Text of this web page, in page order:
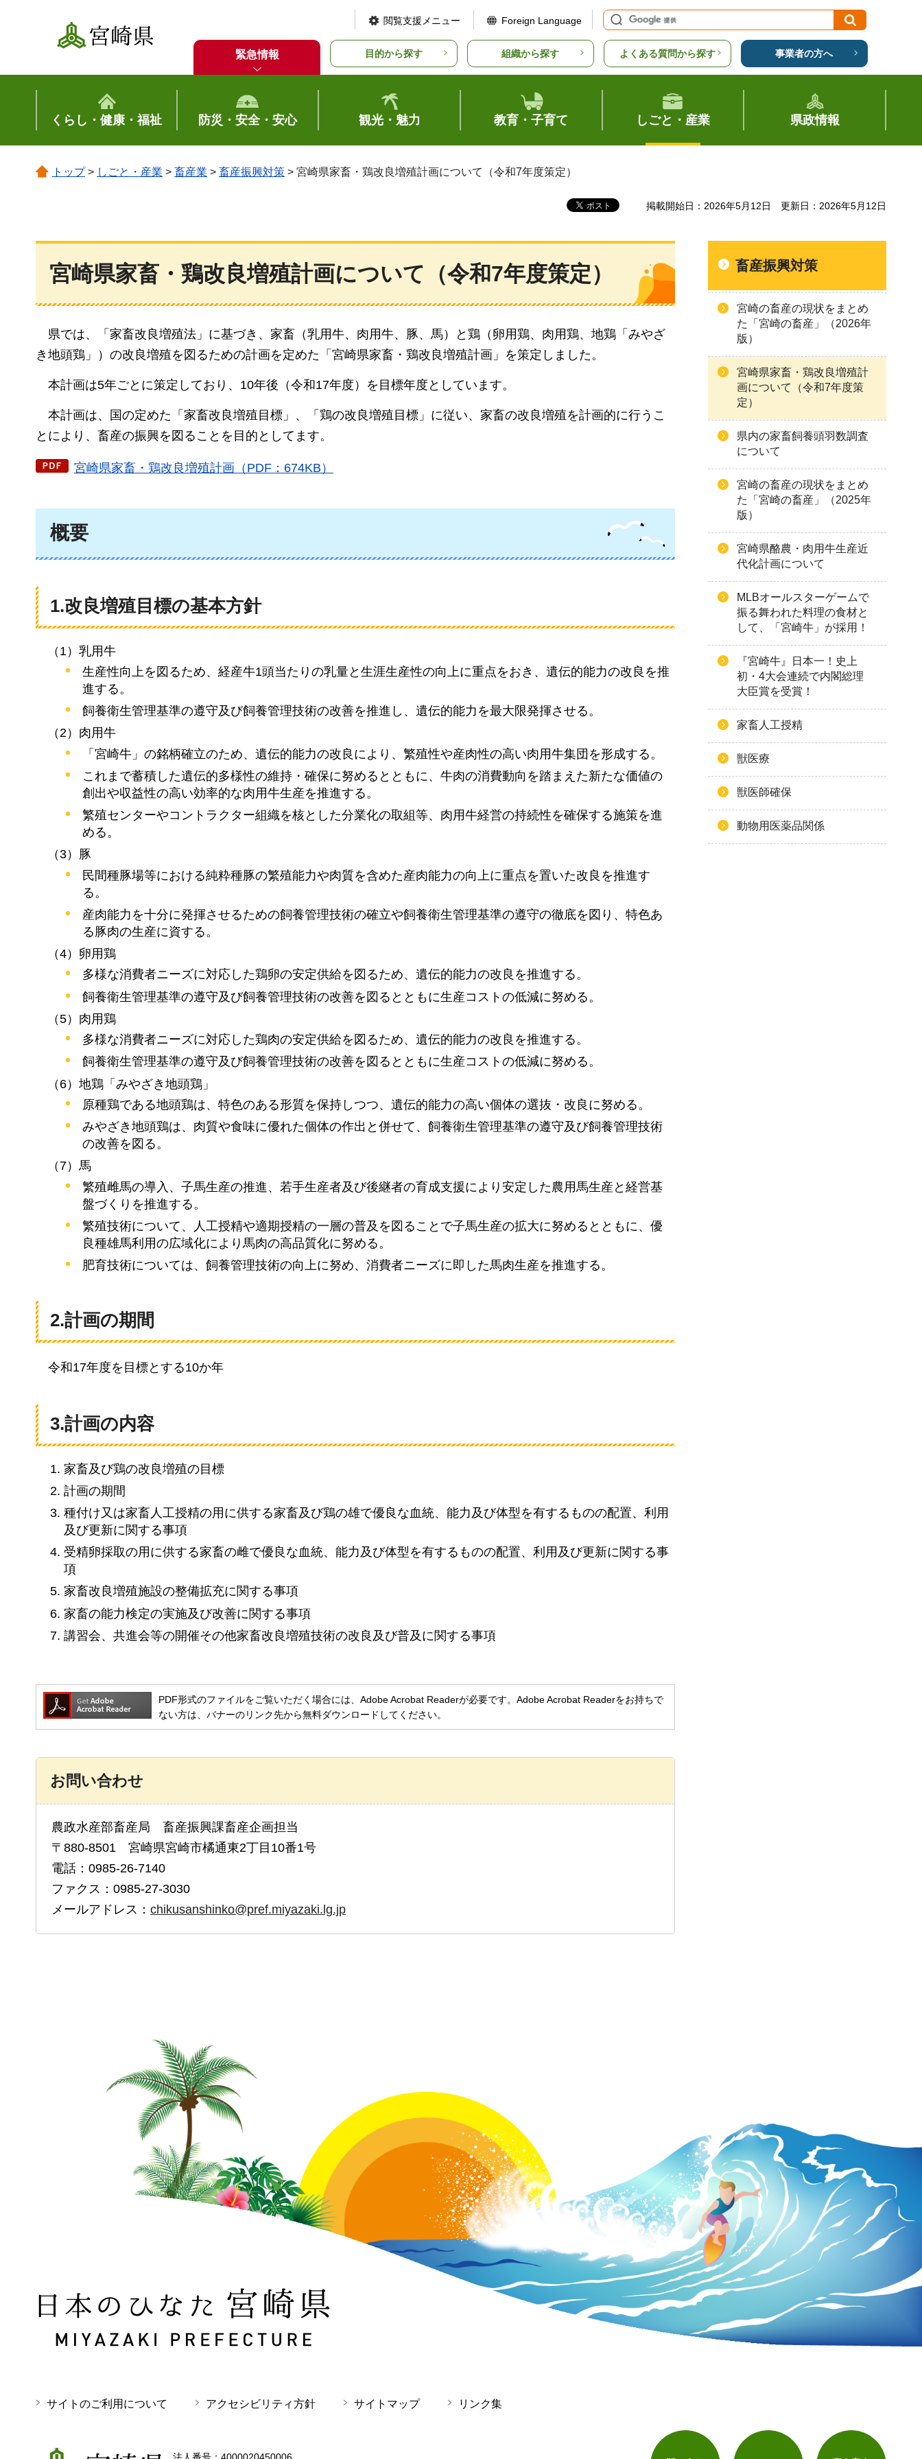
宮崎県
閲覧支援メニュー Foreign Language
緊急情報 目的から探す 組織から探す よくある質問から探す 事業者の方へ
くらし・健康・福祉 防災・安全・安心 観光・魅力 教育・子育て しごと・産業 県政情報
トップ> しごと・産業 > 畜産業 > 畜産振興対策 > 宮崎県家畜・鶏改良増殖計画について（令和7年度策定）
掲載開始日：2026年5月12日 更新日：2026年5月12日
宮崎県家畜・鶏改良増殖計画について（令和7年度策定）
県では、「家畜改良増殖法」に基づき、家畜（乳用牛、肉用牛、豚、馬）と鶏（卵用鶏、肉用鶏、地鶏「みやざ
き地頭鶏」）の改良増殖を図るための計画を定めた「宮崎県家畜・鶏改良増殖計画」を策定しました。
本計画は5年ごとに策定しており、10年後（令和17年度）を目標年度としています。
本計画は、国の定めた「家畜改良増殖目標」、「鶏の改良増殖目標」に従い、家畜の改良増殖を計画的に行うこ
とにより、畜産の振興を図ることを目的としてます。
宮崎県家畜・鶏改良増殖計画（PDF：674KB）
概要
1.改良増殖目標の基本方針
（1）乳用牛
生産性向上を図るため、経産牛1頭当たりの乳量と生涯生産性の向上に重点をおき、遺伝的能力の改良を推
進する。
飼養衛生管理基準の遵守及び飼養管理技術の改善を推進し、遺伝的能力を最大限発揮させる。
（2）肉用牛
「宮崎牛」の銘柄確立のため、遺伝的能力の改良により、繁殖性や産肉性の高い肉用牛集団を形成する。
これまで蓄積した遺伝的多様性の維持・確保に努めるとともに、牛肉の消費動向を踏まえた新たな価値の
創出や収益性の高い効率的な肉用牛生産を推進する。
繁殖センターやコントラクター組織を核とした分業化の取組等、肉用牛経営の持続性を確保する施策を進
める。
（3）豚
民間種豚場等における純粋種豚の繁殖能力や肉質を含めた産肉能力の向上に重点を置いた改良を推進す
る。
産肉能力を十分に発揮させるための飼養管理技術の確立や飼養衛生管理基準の遵守の徹底を図り、特色あ
る豚肉の生産に資する。
（4）卵用鶏
多様な消費者ニーズに対応した鶏卵の安定供給を図るため、遺伝的能力の改良を推進する。
飼養衛生管理基準の遵守及び飼養管理技術の改善を図るとともに生産コストの低減に努める。
（5）肉用鶏
多様な消費者ニーズに対応した鶏肉の安定供給を図るため、遺伝的能力の改良を推進する。
飼養衛生管理基準の遵守及び飼養管理技術の改善を図るとともに生産コストの低減に努める。
（6）地鶏「みやざき地頭鶏」
原種鶏である地頭鶏は、特色のある形質を保持しつつ、遺伝的能力の高い個体の選抜・改良に努める。
みやざき地頭鶏は、肉質や食味に優れた個体の作出と併せて、飼養衛生管理基準の遵守及び飼養管理技術
の改善を図る。
（7）馬
繁殖雌馬の導入、子馬生産の推進、若手生産者及び後継者の育成支援により安定した農用馬生産と経営基
盤づくりを推進する。
繁殖技術について、人工授精や適期授精の一層の普及を図ることで子馬生産の拡大に努めるとともに、優
良種雄馬利用の広域化により馬肉の高品質化に努める。
肥育技術については、飼養管理技術の向上に努め、消費者ニーズに即した馬肉生産を推進する。
2.計画の期間
令和17年度を目標とする10か年
3.計画の内容
家畜及び鶏の改良増殖の目標
計画の期間
種付け又は家畜人工授精の用に供する家畜及び鶏の雄で優良な血統、能力及び体型を有するものの配置、利用
及び更新に関する事項
受精卵採取の用に供する家畜の雌で優良な血統、能力及び体型を有するものの配置、利用及び更新に関する事
項
家畜改良増殖施設の整備拡充に関する事項
家畜の能力検定の実施及び改善に関する事項
講習会、共進会等の開催その他家畜改良増殖技術の改良及び普及に関する事項
PDF形式のファイルをご覧いただく場合には、Adobe Acrobat Readerが必要です。Adobe Acrobat Readerをお持ちで
ない方は、バナーのリンク先から無料ダウンロードしてください。
お問い合わせ
農政水産部畜産局 畜産振興課畜産企画担当
〒880-8501 宮崎県宮崎市橘通東2丁目10番1号
電話：0985-26-7140
ファクス：0985-27-3030
メールアドレス： chikusanshinko@pref.miyazaki.lg.jp
畜産振興対策
宮崎の畜産の現状をまとめ
た「宮崎の畜産」（2026年
版）
宮崎県家畜・鶏改良増殖計
画について（令和7年度策
定）
県内の家畜飼養頭羽数調査
について
宮崎の畜産の現状をまとめ
た「宮崎の畜産」（2025年
版）
宮崎県酪農・肉用牛生産近
代化計画について
MLBオールスターゲームで
振る舞われた料理の食材と
して、「宮崎牛」が採用！
『宮崎牛』日本一！史上
初・4大会連続で内閣総理
大臣賞を受賞！
家畜人工授精
獣医療
獣医師確保
動物用医薬品関係
日本のひなた 宮崎県 MIYAZAKI PREFECTURE
サイトのご利用について アクセシビリティ方針 サイトマップ リンク集
宮崎県 法人番号：4000020450006